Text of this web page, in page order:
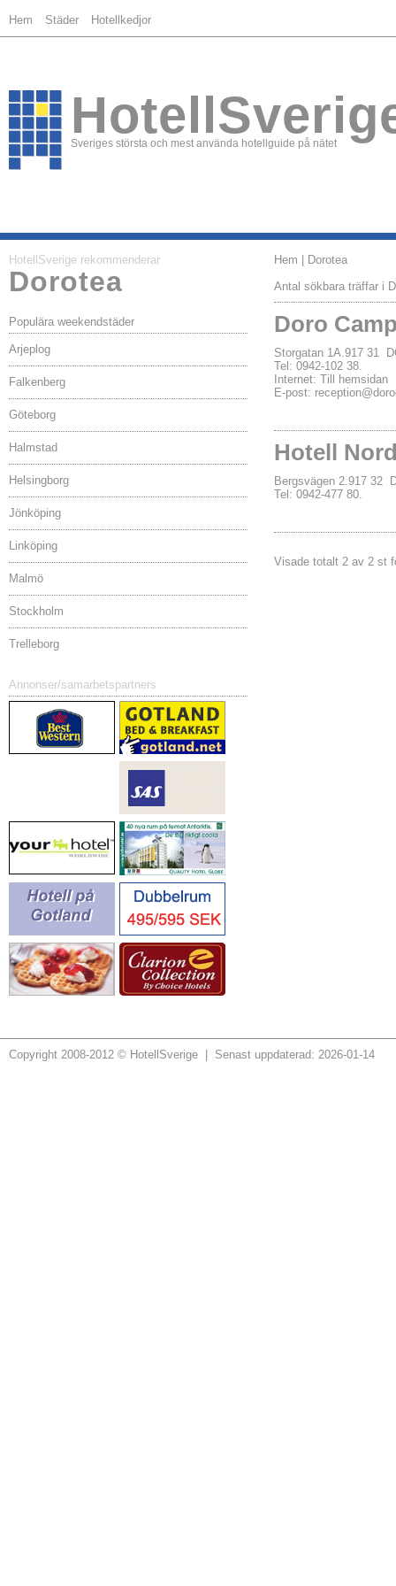
Hem Städer Hotellkedjor
Sveriges största och mest använda hotellguide på nätet
HotellSverige rekommenderar
Dorotea
Populära weekendstäder
Arjeplog
Falkenberg
Göteborg
Halmstad
Helsingborg
Jönköping
Linköping
Malmö
Stockholm
Trelleborg
Annonser/samarbetspartners
Hem | Dorotea
Antal sökbara träffar i
Doro
Storgatan 1A.917 31
Tel: 0942-102 38.
Internet: Till hemsidan
E-post:
Hotell
Bergsvägen 2.917 32
Tel: 0942-477 80.
Visade totalt 2 av 2 st
Copyright 2008-2012 © HotellSverige | Senast uppdaterad: 2026-01-14